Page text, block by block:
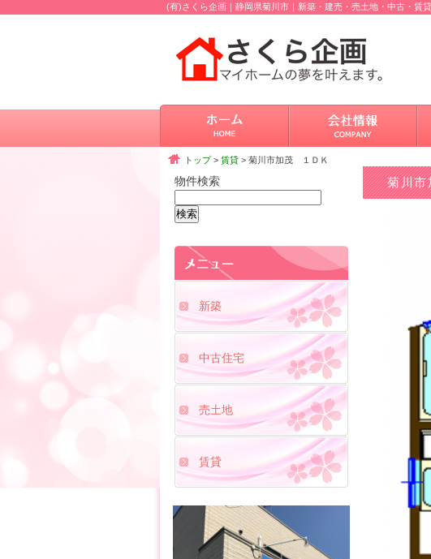
(有)さくら企画｜静岡県菊川市｜新築・建売・売土地・中古・賃
トップ> 賃貸 > 菊川市加茂 １ＤＫ
菊川
物件検索
新築
中古住宅
売土地
賃貸